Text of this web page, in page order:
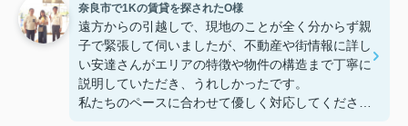
す。
奈良市で1Kの賃貸を探されたO様
遠方からの引越しで、現地のことが全く分からず親
子で緊張して伺いましたが、不動産や街情報に詳し
い安達さんがエリアの特徴や物件の構造まで丁寧に
説明していただき、うれしかったです。
私たちのペースに合わせて優しく対応してくださっ